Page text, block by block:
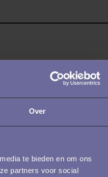
Over
te bieden en om ons
partners voor social